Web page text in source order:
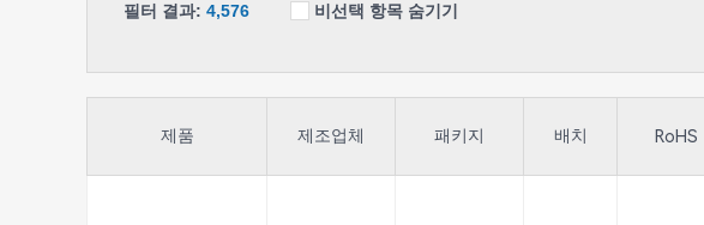
필터 결과: 4,576 비선택 항목 숨기기
제품 제조업체 패키지 배치 RoHS